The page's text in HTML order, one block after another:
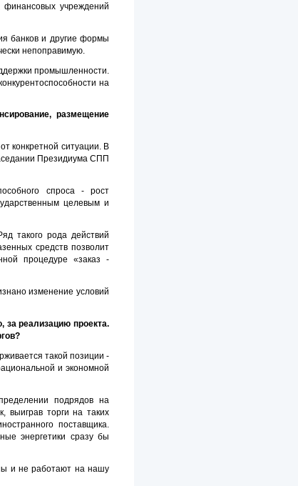
финансовых учреждений
банков и другие формы
непоправимую.
промышленности.
на
размещение
конкретной ситуации. В
Президиума СПП
спроса - рост
целевым и
такого рода действий
средств позволит
процедуре «заказ -
изменение условий
за реализацию проекта.
такой позиции -
и экономной
подрядов на
выиграв торги на таких
поставщика.
энергетики сразу бы
и не работают на нашу